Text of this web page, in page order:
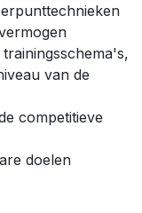
van de
competitieve
doelen